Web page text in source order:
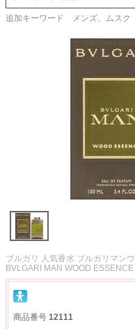
追加キーワード メンズ、ムス
ブルガリ 人気香水 ブルガリマン
BVLGARI MAN WOOD ESSENCE
商品番号 12111